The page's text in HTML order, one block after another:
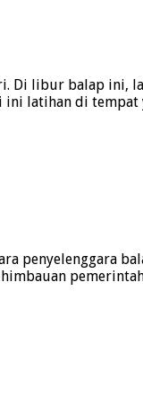
Di libur balap ini,
ini latihan di
penyelenggara